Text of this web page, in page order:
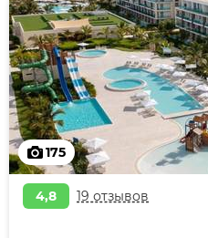
175
4,8 19 отзывов